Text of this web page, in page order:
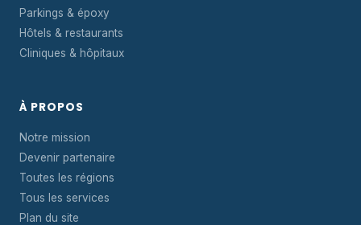
Parkings & époxy
Hôtels & restaurants
Cliniques & hôpitaux
À PROPOS
Notre mission
Devenir partenaire
Toutes les régions
Tous les services
Plan du site